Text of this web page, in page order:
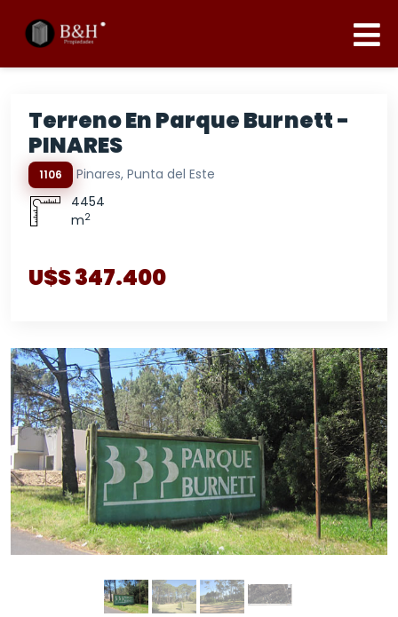
Terreno En Parque Burnett -
PINARES
1106
Pinares, Punta del Este
4454
m2
U$S 347.400